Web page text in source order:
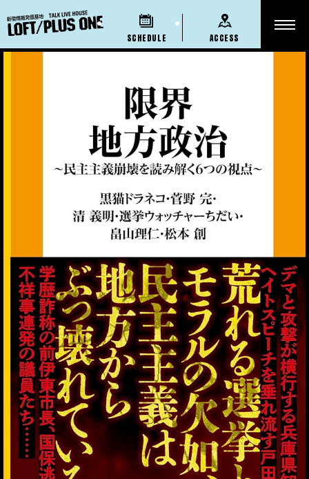
SCHEDULE ACCESS